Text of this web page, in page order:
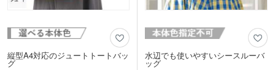
縦型A4対応のジュートトートバッ
グ
水辺でも使いやすいシースルーバ
ッグ